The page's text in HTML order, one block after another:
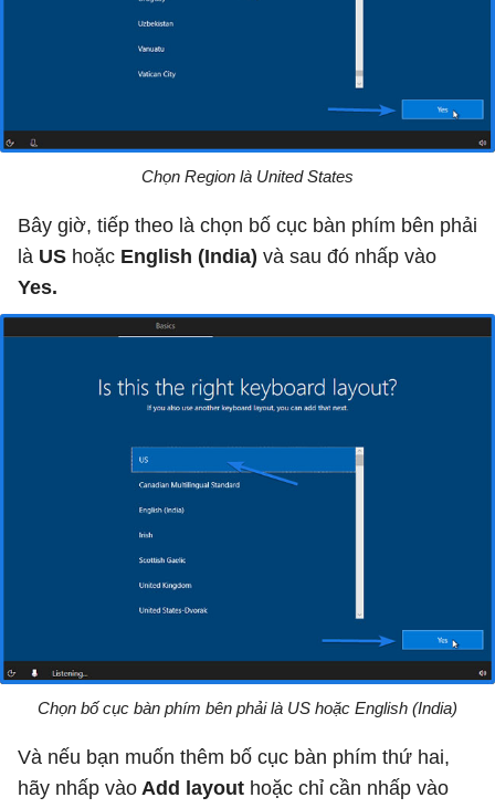
Chọn Region là United States
Bây giờ, tiếp theo là chọn bố cục bàn phím bên phải
là US hoặc English (India) và sau đó nhấp vào
Yes.
Chọn bố cục bàn phím bên phải là US hoặc English (India)
Và nếu bạn muốn thêm bố cục bàn phím thứ hai,
hãy nhấp vào Add layout hoặc chỉ cần nhấp vào